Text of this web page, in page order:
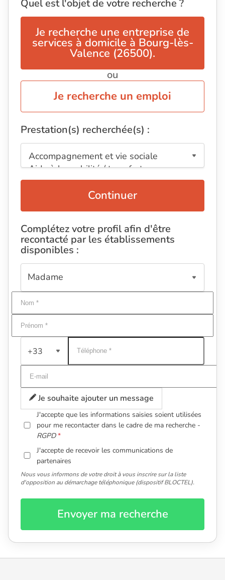
Quel est l'objet de votre recherche ?
Je recherche une entreprise de
services à domicile à Bourg-lès-
Valence (26500).
ou
Je recherche un emploi
Prestation(s) recherchée(s) :
Continuer
Complétez votre profil afin d'être
recontacté par les établissements
disponibles :
+33
Je souhaite ajouter un message
J'accepte que les informations saisies soient utilisées
pour me recontacter dans le cadre de ma recherche -
RGPD
J'accepte de recevoir les communications de
partenaires
Nous vous informons de votre droit à vous inscrire sur la liste
d'opposition au démarchage téléphonique (dispositif BLOCTEL).
Envoyer ma recherche